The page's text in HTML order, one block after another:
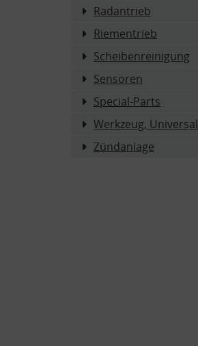
Radantrieb
Riementrieb
Scheibenreinigung
Sensoren
Special-Parts
Werkzeug, Universal
Zündanlage